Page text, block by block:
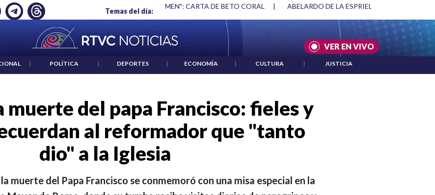
Temas del día:
CRIMEN": CARTA DE BETO CORAL ABELARDO DE LA ESPRIELLA Y DMG ACUERDOS ENTRE ESTADOS UNIDOS E IRÁN
VER EN VIVO
| POLÍTICA | DEPORTES | ECONOMÍA | CULTURA | JUSTICIA
muerte del papa Francisco: fieles y
al reformador que "tanto
dio" a la Iglesia
muerte del Papa Francisco se conmemoró con una misa especial en la